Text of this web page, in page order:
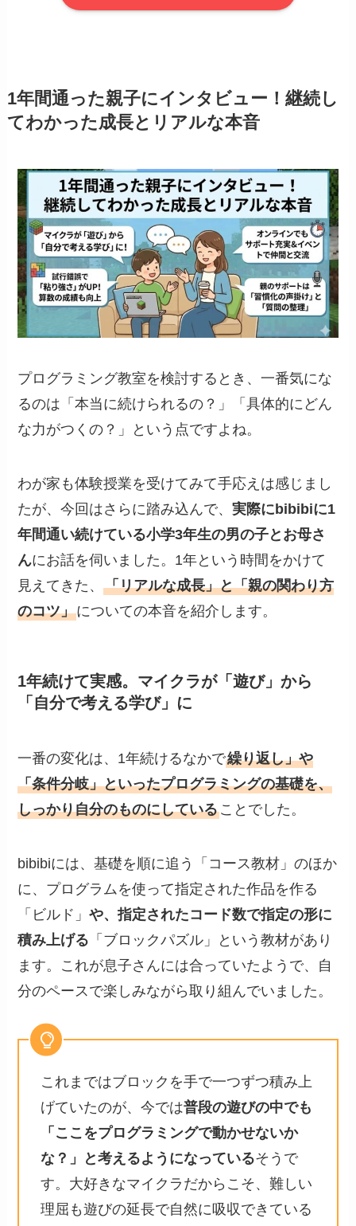
1年間通った親子にインタビュー！継続し
てわかった成長とリアルな本音
プログラミング教室を検討するとき、一番気にな
るのは「本当に続けられるの？」「具体的にどん
な力がつくの？」という点ですよね。
わが家も体験授業を受けてみて手応えは感じまし
たが、今回はさらに踏み込んで、実際にbibibiに1
年間通い続けている小学3年生の男の子とお母さ
んにお話を伺いました。1年という時間をかけて
見えてきた、「リアルな成長」と「親の関わり方
のコツ」についての本音を紹介します。
1年続けて実感。マイクラが「遊び」から
「自分で考える学び」に
一番の変化は、1年続けるなかで繰り返し」や
「条件分岐」といったプログラミングの基礎を、
しっかり自分のものにしていることでした。
bibibiには、基礎を順に追う「コース教材」のほか
に、プログラムを使って指定された作品を作る
「ビルド」や、指定されたコード数で指定の形に
積み上げる 「ブロックパズル」という教材があり
ます。これが息子さんには合っていたようで、自
分のペースで楽しみながら取り組んでいました。
これまではブロックを手で一つずつ積み上
げていたのが、今では普段の遊びの中でも
「ここをプログラミングで動かせないか
な？」と考えるようになっているそうで
す。大好きなマイクラだからこそ、難しい
理屈も遊びの延長で自然に吸収できている